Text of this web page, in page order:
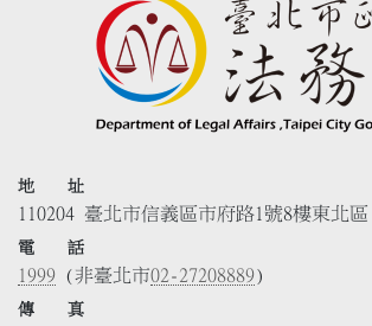
地 址
110204 臺北市信義區市府路1號8樓東北區
電 話
1999 (非臺北市02-27208889)
傳 真